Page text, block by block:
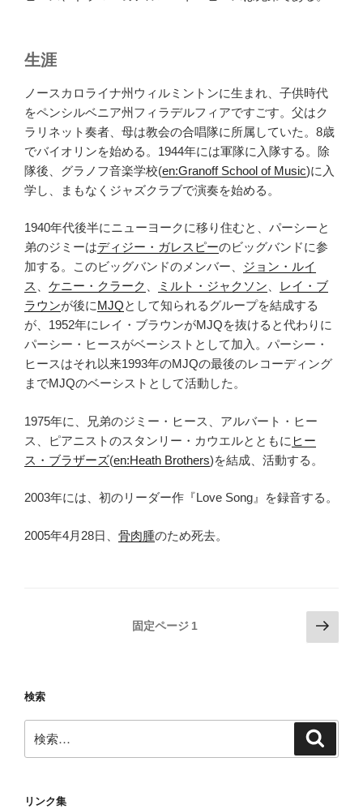
生涯
ノースカロライナ州ウィルミントンに生まれ、子供時代
をペンシルベニア州フィラデルフィアですごす。父はク
ラリネット奏者、母は教会の合唱隊に所属していた。8歳
でバイオリンを始める。1944年には軍隊に入隊する。除
隊後、グラノフ音楽学校(en:Granoff School of Music)に入
学し、まもなくジャズクラブで演奏を始める。
1940年代後半にニューヨークに移り住むと、パーシーと
弟のジミーはディジー・ガレスピーのビッグバンドに参
加する。このビッグバンドのメンバー、 ジョン・ルイ
ス
ケニー・クラーク ミルト・ジャクソン
レイ・ブ
ラウンが後にMJQとして知られるグループを結成する
が、1952年にレイ・ブラウンがMJQを抜けると代わりに
パーシー・ヒースがベーシストとして加入。パーシー・
ヒースはそれ以来1993年のMJQの最後のレコーディング
までMJQのベーシストとして活動した。
1975年に、兄弟のジミー・ヒース、アルバート・ヒー
ス、ピアニストのスタンリー・カウエルとともに ヒー
ス・ブラザーズ(en:Heath Brothers)を結成、活動する。
2003年には、初のリーダー作『Love Song』を録音する。
2005年4月28日、 骨肉腫のため死去。
ペ
ジ
送
固定ページ 1
次
の
検索
索:
リンク集